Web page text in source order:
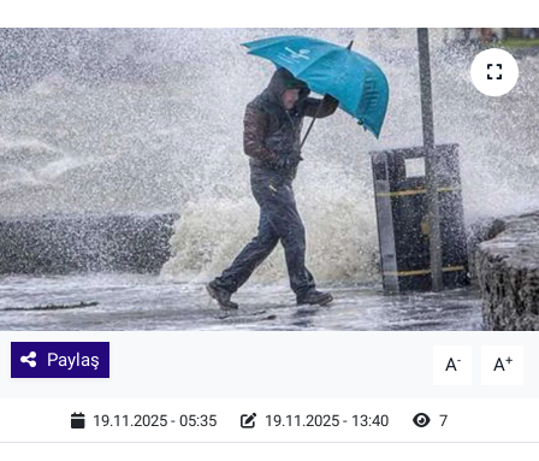
Paylaş A- A+
19.11.2025 - 05:35 19.11.2025 - 13:40 7